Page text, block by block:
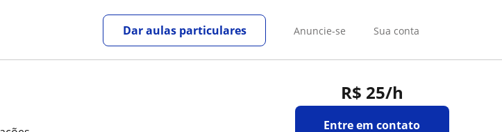
Anuncie-se Sua conta
Dar aulas particulares
R$ 25/h
Entre em contato